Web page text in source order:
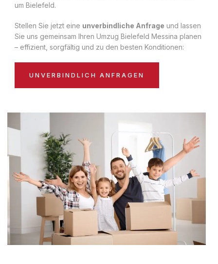
um Bielefeld.
Stellen Sie jetzt eine unverbindliche Anfrage und lassen
Sie uns gemeinsam Ihren Umzug Bielefeld Messina planen
– effizient, sorgfältig und zu den besten Konditionen:
UNVERBINDLICH ANFRAGEN